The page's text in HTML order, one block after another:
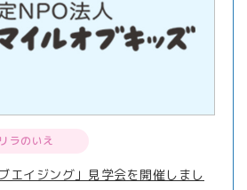
リラのいえ
エイジング」見学会を開催しまし